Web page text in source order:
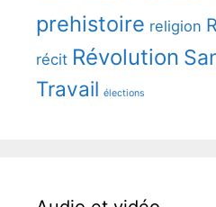
prehistoire religion
récit Révolution
Travail élections